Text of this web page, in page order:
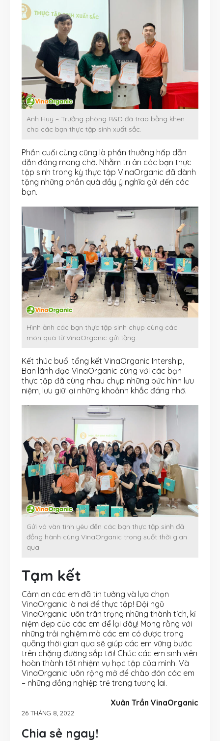
Anh Huy – Trưởng phòng R&D đã trao bằng khen
cho các bạn thực tập sinh xuất sắc.
Phần cuối cùng cũng là phần thưởng hấp dẫn
dẫn đáng mong chờ. Nhằm tri ân các bạn thực
tập sinh trong kỳ thực tập VinaOrganic đã dành
tặng những phần quà đầy ý nghĩa gửi đến các
bạn.
Hình ảnh các bạn thực tập sinh chụp cùng các
món quà từ VinaOrganic gửi tặng.
Kết thúc buổi tổng kết VinaOrganic Intership,
Ban lãnh đạo VinaOrganic cùng với các bạn
thực tập đã cùng nhau chụp những bức hình lưu
niệm, lưu giữ lại những khoảnh khắc đáng nhớ.
Gửi vô vàn tình yêu đến các bạn thực tập sinh đã
đồng hành cùng VinaOrganic trong suốt thời gian
qua
Tạm kết
Cảm ơn các em đã tin tưởng và lựa chọn
VinaOrganic là nơi để thực tập! Đội ngũ
VinaOrganic luôn trân trọng những thành tích, kỉ
niệm đẹp của các em để lại đây! Mong rằng với
những trải nghiệm mà các em có được trong
quãng thời gian qua sẽ giúp các em vững bước
trên chặng đường sắp tới! Chúc các em sinh viên
hoàn thành tốt nhiệm vụ học tập của mình. Và
VinaOrganic luôn rộng mở để chào đón các em
– những đồng nghiệp trẻ trong tương lai.
Xuân Trần VinaOrganic
26 THÁNG 8, 2022
Chia sẻ ngay!